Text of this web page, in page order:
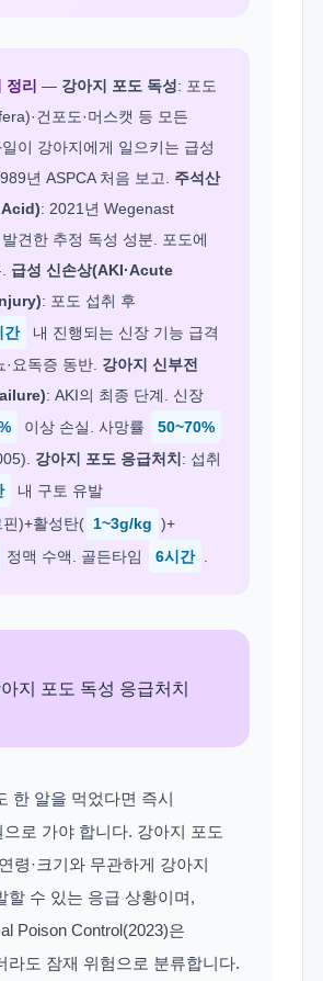
정리 — 강아지 포도 독성: 포도
건포도·머스캣 등 모든
이 강아지에게 일으키는 급성
년 ASPCA 처음 보고. 주석산
: 2021년 Wegenast
견한 추정 독성 성분. 포도에
급성 신손상(AKI·Acute
: 포도 섭취 후
간
내 진행되는 신장 기능 급격
요독증 동반. 강아지 신부전
: AKI의 최종 단계. 신장
이상 손실. 사망률
50~70%
강아지 포도 응급처치: 섭취
내 구토 유발
)+활성탄( 1~3g/kg )+
정맥 수액. 골든타임 6시간
한 알을 먹었다면 즉시
로 가야 합니다. 강아지 포도
령·크기와 무관하게 강아지
할 수 있는 응급 상황이며,
Poison Control(2023)은
라도 잠재 위험으로 분류합니다.